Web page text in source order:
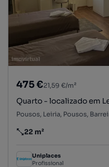
475 €21,59 €/m²
Quarto - localizado em
Pousos, Leiria, Pousos,
Preço por metro quadrado
22 m²
Uniplaces
Profissional